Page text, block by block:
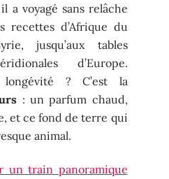
a voyagé sans relâche
recettes d’Afrique du
jusqu’aux tables
d’Europe.
? C’est la
: un parfum chaud,
et ce fond de terre qui
animal.
un train panoramique